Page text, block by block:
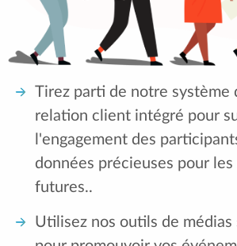
Tirez parti de notre système
relation client intégré pour
l'engagement des
données précieuses pour les
futures..
Utilisez nos outils de médias